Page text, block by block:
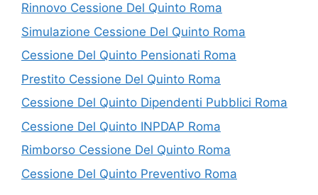
Rinnovo Cessione Del Quinto Roma
Simulazione Cessione Del Quinto Roma
Cessione Del Quinto Pensionati Roma
Prestito Cessione Del Quinto Roma
Cessione Del Quinto Dipendenti Pubblici Roma
Cessione Del Quinto INPDAP Roma
Rimborso Cessione Del Quinto Roma
Cessione Del Quinto Preventivo Roma